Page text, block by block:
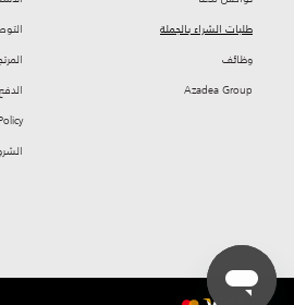
طلبات الشراء بالجملة
‏وظائف
Azadea Group
‏الدفع